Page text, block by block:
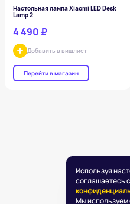
Настольная лампа Xiaomi LED Desk
Lamp 2
4 490 ₽
Добавить в вишлист
Перейти в магазин
Используя
соглашаетесь с
Мы